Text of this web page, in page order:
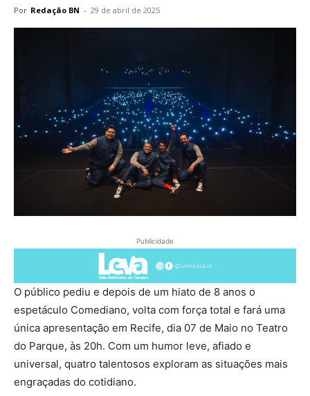
Por Redação BN - 29 de abril de 2025
Publicidade
O público pediu e depois de um hiato de 8 anos o
espetáculo Comediano, volta com força total e fará uma
única apresentação em Recife, dia 07 de Maio no Teatro
do Parque, às 20h. Com um humor leve, afiado e
universal, quatro talentosos exploram as situações mais
engraçadas do cotidiano.